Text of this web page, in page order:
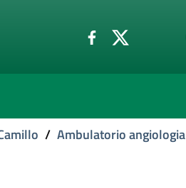
/ Ambulatorio angiologia